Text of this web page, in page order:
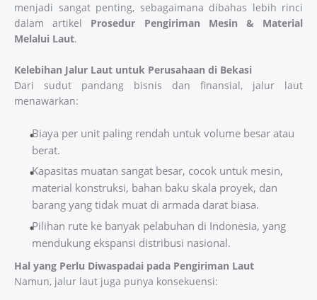
menjadi sangat penting, sebagaimana dibahas lebih rinci
dalam artikel Prosedur Pengiriman Mesin & Material
Melalui Laut.
Kelebihan Jalur Laut untuk Perusahaan di Bekasi
Dari sudut pandang bisnis dan finansial, jalur laut
menawarkan:
Biaya per unit paling rendah untuk volume besar atau
berat.
Kapasitas muatan sangat besar, cocok untuk mesin,
material konstruksi, bahan baku skala proyek, dan
barang yang tidak muat di armada darat biasa.
Pilihan rute ke banyak pelabuhan di Indonesia, yang
mendukung ekspansi distribusi nasional.
Hal yang Perlu Diwaspadai pada Pengiriman Laut
Namun, jalur laut juga punya konsekuensi: